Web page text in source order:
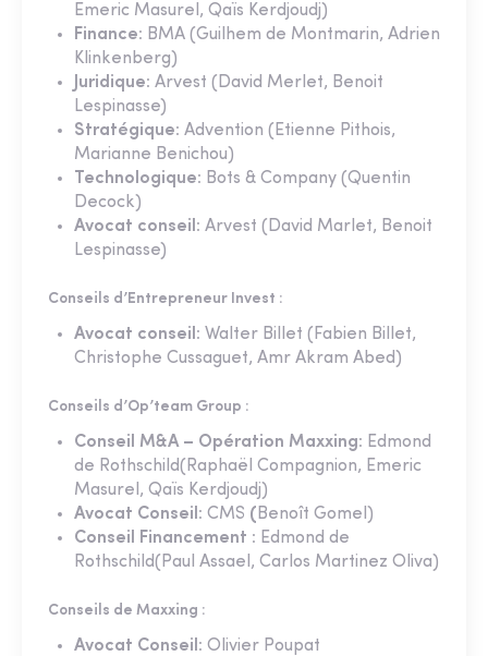
Emeric Masurel, Qaïs Kerdjoudj)
Finance: BMA (Guilhem de Montmarin, Adrien
Klinkenberg)
Juridique: Arvest (David Merlet, Benoit
Lespinasse)
Stratégique: Advention (Etienne Pithois,
Marianne Benichou)
Technologique: Bots & Company (Quentin
Decock)
Avocat conseil: Arvest (David Marlet, Benoit
Lespinasse)
Conseils d’Entrepreneur Invest :
Avocat conseil: Walter Billet (Fabien Billet,
Christophe Cussaguet, Amr Akram Abed)
Conseils d’Op’team Group :
Conseil M&A – Opération Maxxing: Edmond
de Rothschild(Raphaël Compagnion, Emeric
Masurel, Qaïs Kerdjoudj)
Avocat Conseil: CMS ( Benoît Gomel)
Conseil Financement : Edmond de
Rothschild(Paul Assael, Carlos Martinez Oliva)
Conseils de Maxxing :
Avocat Conseil: Olivier Poupat